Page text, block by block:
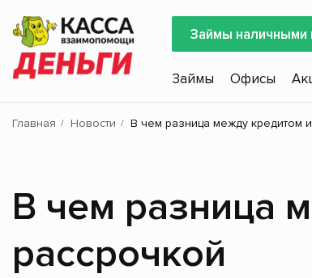
Займы наличными
Займы Офисы
Главная Новости В чем разница между кредитом
В чем разница
рассрочкой